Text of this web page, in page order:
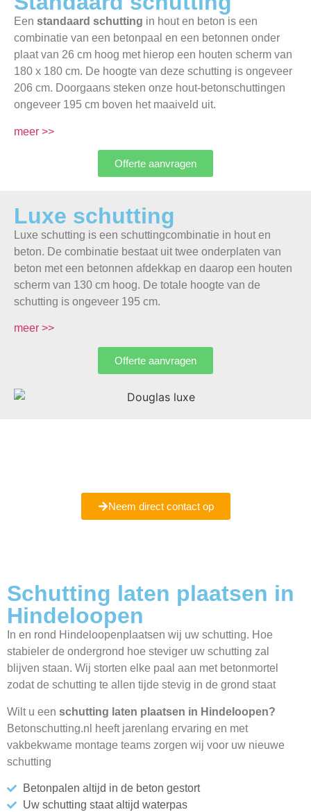
Een standaard schutting in hout en beton is een
combinatie van een betonpaal en een betonnen onder
plaat van 26 cm hoog met hierop een houten scherm van
180 x 180 cm. De hoogte van deze schutting is ongeveer
206 cm. Doorgaans steken onze hout-betonschuttingen
ongeveer 195 cm boven het maaiveld uit.
meer >>
Offerte aanvragen
Luxe schutting
Luxe schutting is een schuttingcombinatie in hout en
beton. De combinatie bestaat uit twee onderplaten van
beton met een betonnen afdekkap en daarop een houten
scherm van 130 cm hoog. De totale hoogte van de
schutting is ongeveer 195 cm.
meer >>
Offerte aanvragen
Neem direct contact op
Schutting laten plaatsen in
Hindeloopen
In en rond Hindeloopenplaatsen wij uw schutting. Hoe
stabieler de ondergrond hoe steviger uw schutting zal
blijven staan. Wij storten elke paal aan met betonmortel
zodat de schutting te allen tijde stevig in de grond staat
Wilt u een schutting laten plaatsen in Hindeloopen?
Betonschutting.nl heeft jarenlang ervaring en met
vakbekwame montage teams zorgen wij voor uw nieuwe
schutting
Betonpalen altijd in de beton gestort
Uw schutting staat altijd waterpas